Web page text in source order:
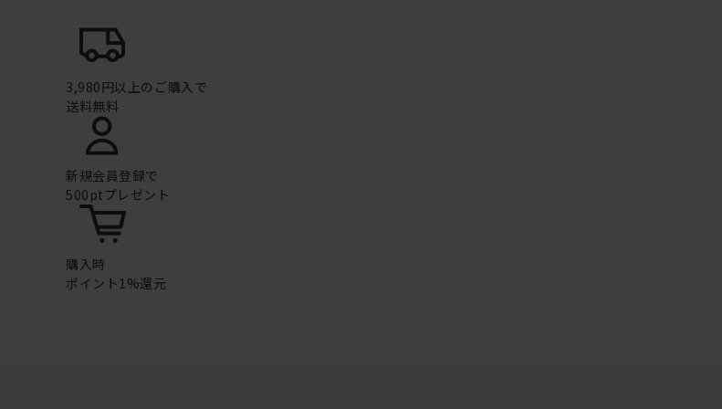
3,980円以上のご購入で
送料無料
新規会員登録で
500ptプレゼント
購入時
ポイント1%還元